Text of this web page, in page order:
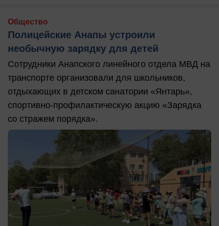
Общество
Полицейские Анапы устроили
необычную зарядку для детей
Сотрудники Анапского линейного отдела МВД на
транспорте организовали для школьников,
отдыхающих в детском санатории «Янтарь»,
спортивно-профилактическую акцию «Зарядка
со стражем порядка».